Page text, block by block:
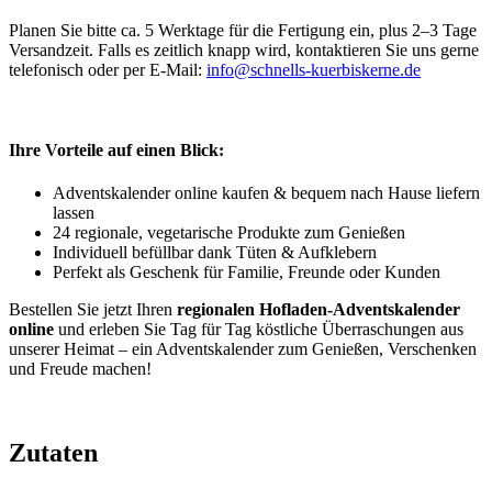
Planen Sie bitte ca. 5 Werktage für die Fertigung ein, plus 2–3 Tage
Versandzeit. Falls es zeitlich knapp wird, kontaktieren Sie uns gerne
telefonisch oder per E-Mail: info@schnells-kuerbiskerne.de
Ihre Vorteile auf einen Blick:
Adventskalender online kaufen & bequem nach Hause liefern
lassen
24 regionale, vegetarische Produkte zum Genießen
Individuell befüllbar dank Tüten & Aufklebern
Perfekt als Geschenk für Familie, Freunde oder Kunden
Bestellen Sie jetzt Ihren regionalen Hofladen-Adventskalender
online und erleben Sie Tag für Tag köstliche Überraschungen aus
unserer Heimat – ein Adventskalender zum Genießen, Verschenken
und Freude machen!
Zutaten